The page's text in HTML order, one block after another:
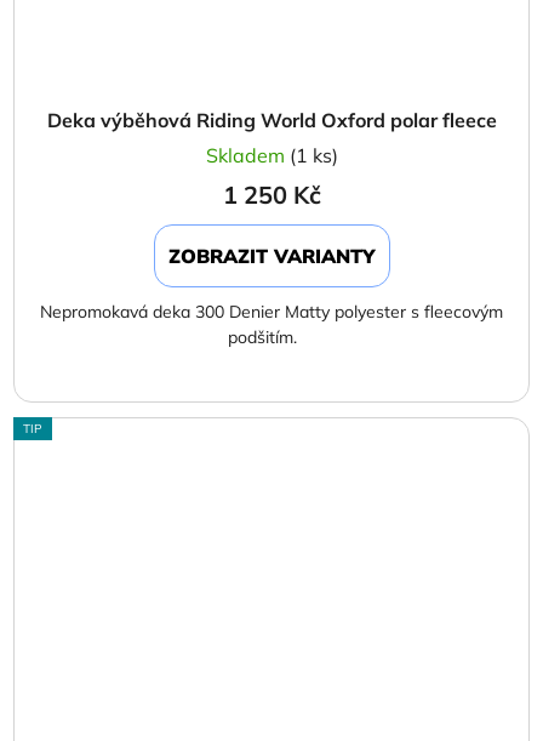
Deka výběhová Riding World Oxford polar fleece
Skladem (1 ks)
1 250 Kč
ZOBRAZIT VARIANTY
Nepromokavá deka 300 Denier Matty polyester s fleecovým
podšitím.
TIP